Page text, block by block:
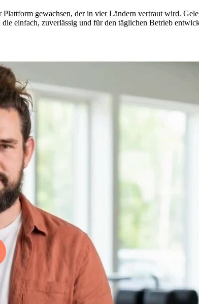
gewachsen, der in vier Ländern vertraut wird.
einfach, zuverlässig und für den täglichen Betrieb